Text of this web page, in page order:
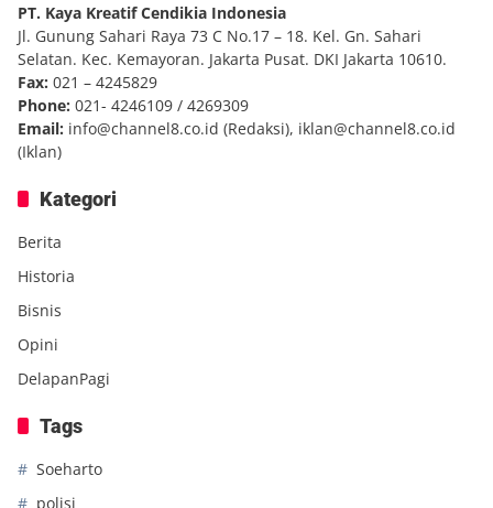
PT. Kaya Kreatif Cendikia Indonesia
Jl. Gunung Sahari Raya 73 C No.17 – 18. Kel. Gn. Sahari
Selatan. Kec. Kemayoran. Jakarta Pusat. DKI Jakarta 10610.
Fax: 021 – 4245829
Phone: 021- 4246109 / 4269309
Email: info@channel8.co.id (Redaksi), iklan@channel8.co.id
(Iklan)
Kategori
Berita
Historia
Bisnis
Opini
DelapanPagi
Tags
Soeharto
polisi